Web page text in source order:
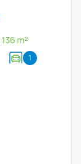
Maison 5 pièce(s) 3 chambre(s) 136 m²
1